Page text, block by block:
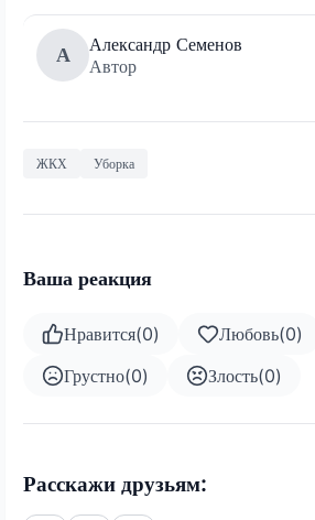
А
Александр Семенов
Автор
ЖКХ Уборка
Ваша реакция
Нравится(0) Любовь(0)
Грустно(0) Злость(0)
Расскажи друзьям: